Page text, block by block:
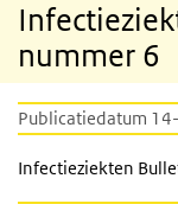
nummer 6
Publicatiedatum
Infectieziekten